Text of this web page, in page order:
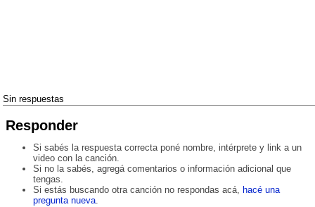
Sin respuestas
Responder
Si sabés la respuesta correcta poné nombre, intérprete y link a un
video con la canción.
Si no la sabés, agregá comentarios o información adicional que
tengas.
Si estás buscando otra canción no respondas acá, hacé una
pregunta nueva.